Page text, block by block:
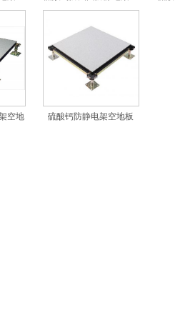
地板
空地
硫酸钙防静电架空地板